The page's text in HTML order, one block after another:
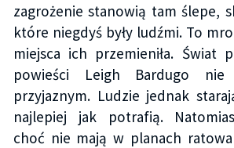
zagrożenie stanowią tam ślepe,
które niegdyś były ludźmi. To
miejsca ich przemieniła. Świat
powieści Leigh Bardugo nie
przyjaznym. Ludzie jednak
najlepiej jak potrafią.
choć nie mają w planach